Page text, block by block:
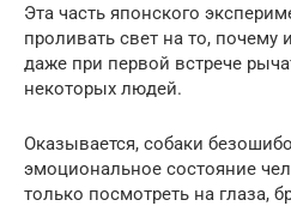
Эта часть японского
проливать свет на то, почему
даже при первой встрече
некоторых людей.
Оказывается, собаки
эмоциональное состояние
только посмотреть на глаза,